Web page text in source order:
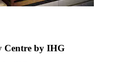
Centre by IHG